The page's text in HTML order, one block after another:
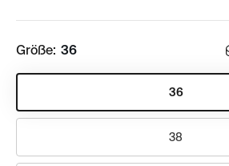
Größe: 36
36
38